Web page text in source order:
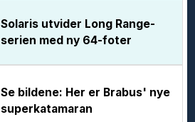
Solaris utvider Long Range-
serien med ny 64-foter
Se bildene: Her er Brabus' nye
superkatamaran